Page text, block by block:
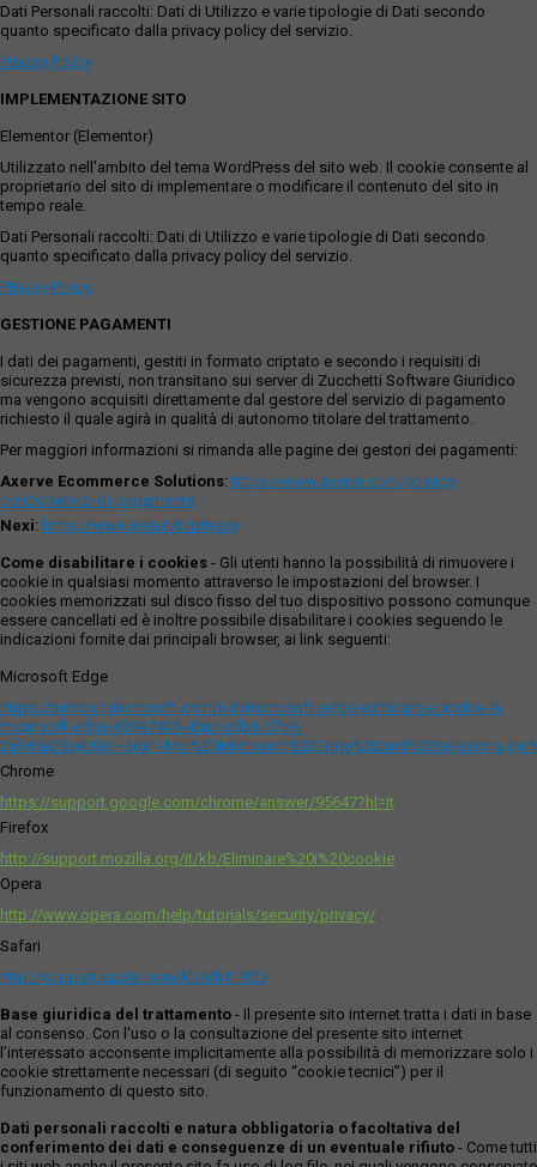
Dati Personali raccolti: Dati di Utilizzo e varie tipologie di Dati secondo
quanto specificato dalla privacy policy del servizio.
Privacy Policy
IMPLEMENTAZIONE SITO
Elementor (Elementor)
Utilizzato nell'ambito del tema WordPress del sito web. Il cookie consente al
proprietario del sito di implementare o modificare il contenuto del sito in
tempo reale.
Dati Personali raccolti: Dati di Utilizzo e varie tipologie di Dati secondo
quanto specificato dalla privacy policy del servizio.
Privacy Policy
GESTIONE PAGAMENTI
I dati dei pagamenti, gestiti in formato criptato e secondo i requisiti di
sicurezza previsti, non transitano sui server di Zucchetti Software Giuridico
ma vengono acquisiti direttamente dal gestore del servizio di pagamento
richiesto il quale agirà in qualità di autonomo titolare del trattamento.
Per maggiori informazioni si rimanda alle pagine dei gestori dei pagamenti:
Axerve Ecommerce Solutions: https://www.axerve.com/privacy-
policy/servizi-di-pagamento
Nexi: https://www.nexi.it/it/privacy
Come disabilitare i cookies - Gli utenti hanno la possibilità di rimuovere i
cookie in qualsiasi momento attraverso le impostazioni del browser. I
cookies memorizzati sul disco fisso del tuo dispositivo possono comunque
essere cancellati ed è inoltre possibile disabilitare i cookies seguendo le
indicazioni fornite dai principali browser, ai link seguenti:
Microsoft Edge
https://support.microsoft.com/it-it/microsoft-edge/eliminare-i-cookie-in-
microsoft-edge-63947406-40ac-c3b8-57b9-
Chrome
https://support.google.com/chrome/answer/95647?hl=it
Firefox
http://support.mozilla.org/it/kb/Eliminare%20i%20cookie
Opera
http://www.opera.com/help/tutorials/security/privacy/
Safari
http://support.apple.com/kb/ph11920
Base giuridica del trattamento - Il presente sito internet tratta i dati in base
al consenso. Con l'uso o la consultazione del presente sito internet
l’interessato acconsente implicitamente alla possibilità di memorizzare solo i
cookie strettamente necessari (di seguito “cookie tecnici”) per il
funzionamento di questo sito.
Dati personali raccolti e natura obbligatoria o facoltativa del
conferimento dei dati e conseguenze di un eventuale rifiuto - Come tutti